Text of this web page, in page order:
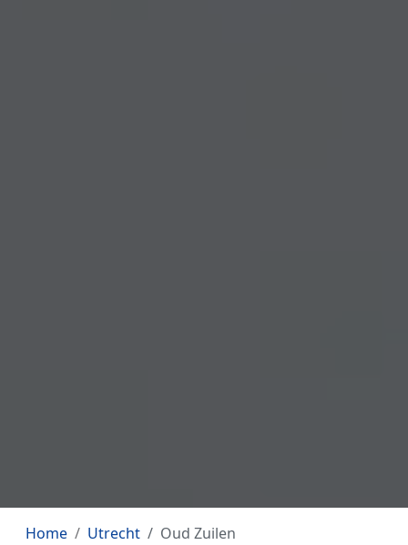
Home Utrecht Oud Zuilen